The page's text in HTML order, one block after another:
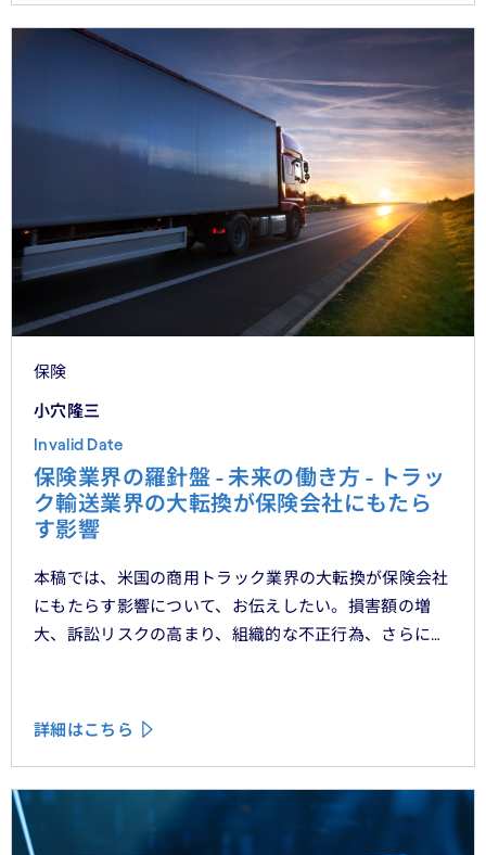
保険
小穴隆三
Invalid Date
保険業界の羅針盤 - 未来の働き方 - トラッ
ク輸送業界の大転換が保険会社にもたら
す影響
本稿では、米国の商用トラック業界の大転換が保険会社
にもたらす影響について、お伝えしたい。損害額の増
大、訴訟リスクの高まり、組織的な不正行為、さらには
詳細はこちら